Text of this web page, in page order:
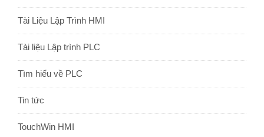
Tài Liệu Lập Trình HMI
Tài liệu Lập trình PLC
Tìm hiểu về PLC
Tin tức
TouchWin HMI